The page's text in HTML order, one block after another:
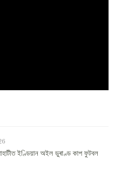
ইণ্ডিয়ান অইল ডুৰাণ্ড কাপ ফুটবল